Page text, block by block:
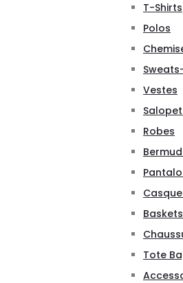
T-Shirts
Polos
Vestes
Robes
Baskets
Tote